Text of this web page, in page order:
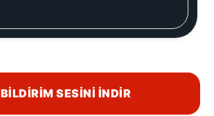
BILDIRIM SESINI İNDIR